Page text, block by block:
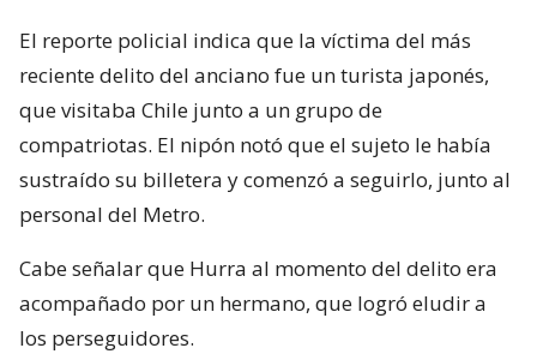
El reporte policial indica que la víctima del más
reciente delito del anciano fue un turista japonés,
que visitaba Chile junto a un grupo de
compatriotas. El nipón notó que el sujeto le había
sustraído su billetera y comenzó a seguirlo, junto al
personal del Metro.
Cabe señalar que Hurra al momento del delito era
acompañado por un hermano, que logró eludir a
los perseguidores.